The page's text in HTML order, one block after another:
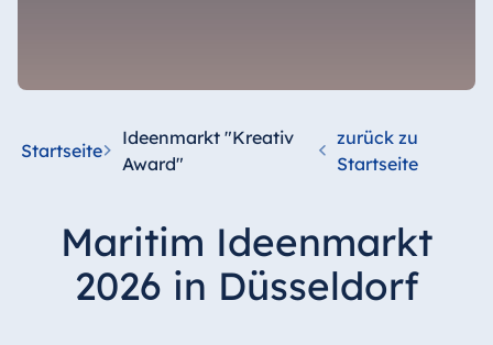
Startseite
Ideenmarkt "Kreativ
Award"
zurück zu
Startseite
Maritim Ideenmarkt
2026 in Düsseldorf